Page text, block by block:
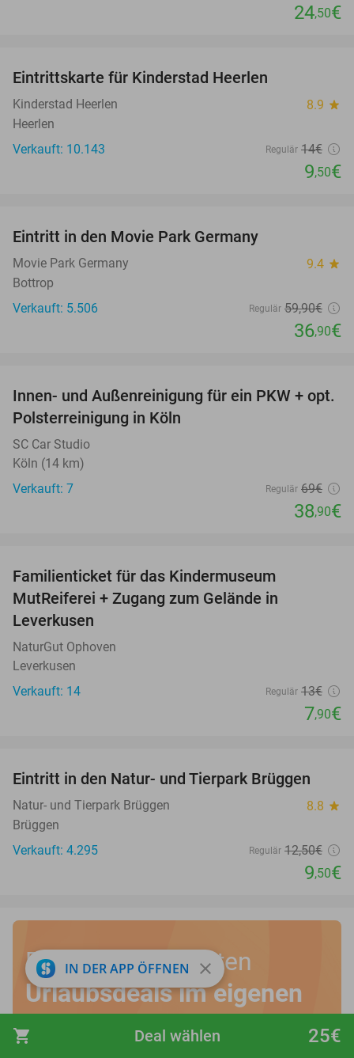
shopping_cart 25€
Deal wählen
24,50€
Eintrittskarte für Kinderstad Heerlen
Kinderstad Heerlen 8.9 star
Heerlen
Verkauft: 10.143
Regulär 14€
9,50€
Eintritt in den Movie Park Germany
Movie Park Germany 9.4 star
Bottrop
Verkauft: 5.506
Regulär 59,90€
36,90€
44%
Innen- und Außenreinigung für ein PKW + opt.
Polsterreinigung in Köln
SC Car Studio
Köln (14 km)
Verkauft: 7
Regulär 69€
38,90€
Familienticket für das Kindermuseum
MutReiferei + Zugang zum Gelände in
Leverkusen
NaturGut Ophoven
Leverkusen
Verkauft: 14
Regulär 13€
7,90€
24%
Eintritt in den Natur- und Tierpark Brüggen
Natur- und Tierpark Brüggen 8.8 star
Brüggen
Verkauft: 4.295
Regulär 12,50€
9,50€
Entdecke die besten
Urlaubsdeals im eigenen
Land
IN DER APP ÖFFNEN close